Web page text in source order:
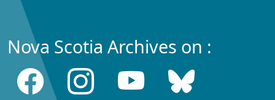
Nova Scotia Archives on :